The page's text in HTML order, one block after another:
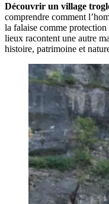
Découvrir un village
comprendre comment
la falaise comme
lieux racontent une autre
histoire, patrimoine et